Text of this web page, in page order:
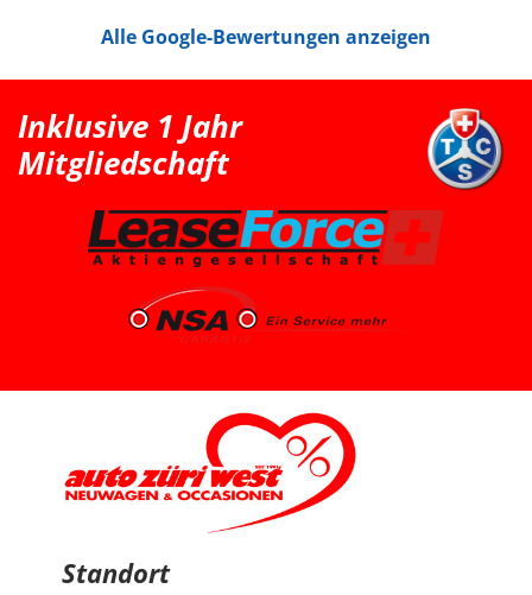
Bedürfnisse mit Kindersitz hinter dem Fahrer leider
etwas zu klein. Nach der Probefahrt hat uns der Berater
her nicht überzeugt hat. Somit war für uns klar, dass
der Peugeot 2008 die bessere Wahl ist. Schlussendlich
sind wir wieder zu Auto Züri West zurückgekommen
und konnten dort einen super Deal für einen Peugeot
knapp 7’000 km, ist ein Voll-Benziner und passt für uns
vom Platz, Fahrgefühl und Gesamtpaket sehr gut. Die
Beratung durch Herrn Francesco Salerno war sehr
freundlich, ehrlich und unkompliziert. Auch wenn die
Auswahl für uns relativ klar und limitiert war, fühlten wir
uns gut aufgehoben. Besonders positiv fand ich den
spannenden Austausch mit dem Berater über
allgemeine Autothemen und Dinge, die Autoliebhaber
Thema Auto vorhanden ist. Sehr geschätzt haben wir
zudem, dass vor der Übergabe extra noch ein Service
durchgeführt wurde, damit wir mit dem Fahrzeug
länger Ruhe haben. Das ist nicht selbstverständlich und
hat den positiven Eindruck nochmals verstärkt. Wir
freuen uns sehr über unseren Peugeot 2008 und
bedanken uns herzlich bei Auto Züri West sowie bei
Herrn Francesco Salerno für die angenehme Beratung,
den guten Austausch und den super Deal.
Alle Google-Bewertungen anzeigen
Inklusive 1 Jahr
Mitgliedschaft
Standort